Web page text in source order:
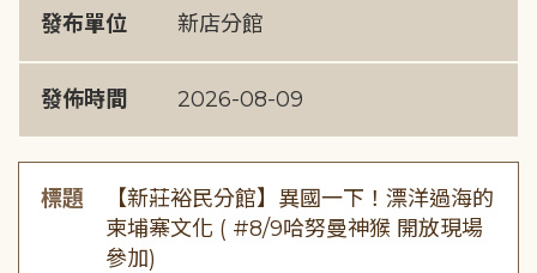
發布單位 新店分館
發佈時間 2026-08-09
標題
【新莊裕民分館】異國一下！漂洋過海的
柬埔寨文化 ( #8/9哈努曼神猴 開放現場
參加)